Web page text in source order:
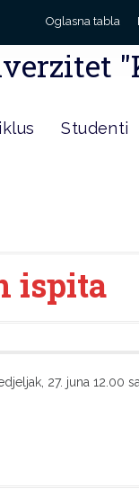
Oglasna tabla
Studenti
ispita
27. juna 12.00